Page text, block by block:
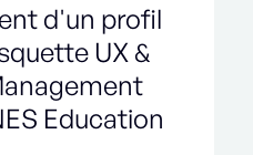
d'un profil
UX &
Education